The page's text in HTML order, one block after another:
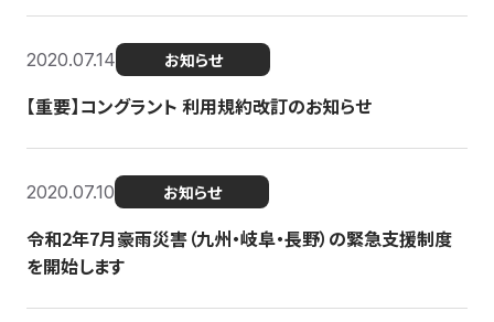
2020.07.14 お知らせ
【重要】コングラント 利用規約改訂のお知らせ
2020.07.10 お知らせ
令和2年7月豪雨災害（九州・岐阜・長野）の緊急支援制度
を開始します